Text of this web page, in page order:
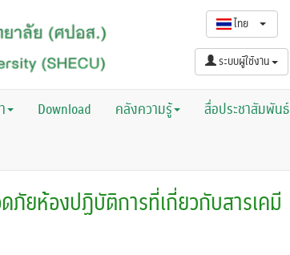
ไทย
ระบบผู้ใช้งาน
Download คลังความรู้
สื่อประชาสัมพันธ์
ภัยห้องปฏิบัติการที่เกี่ยวกับสารเคมี